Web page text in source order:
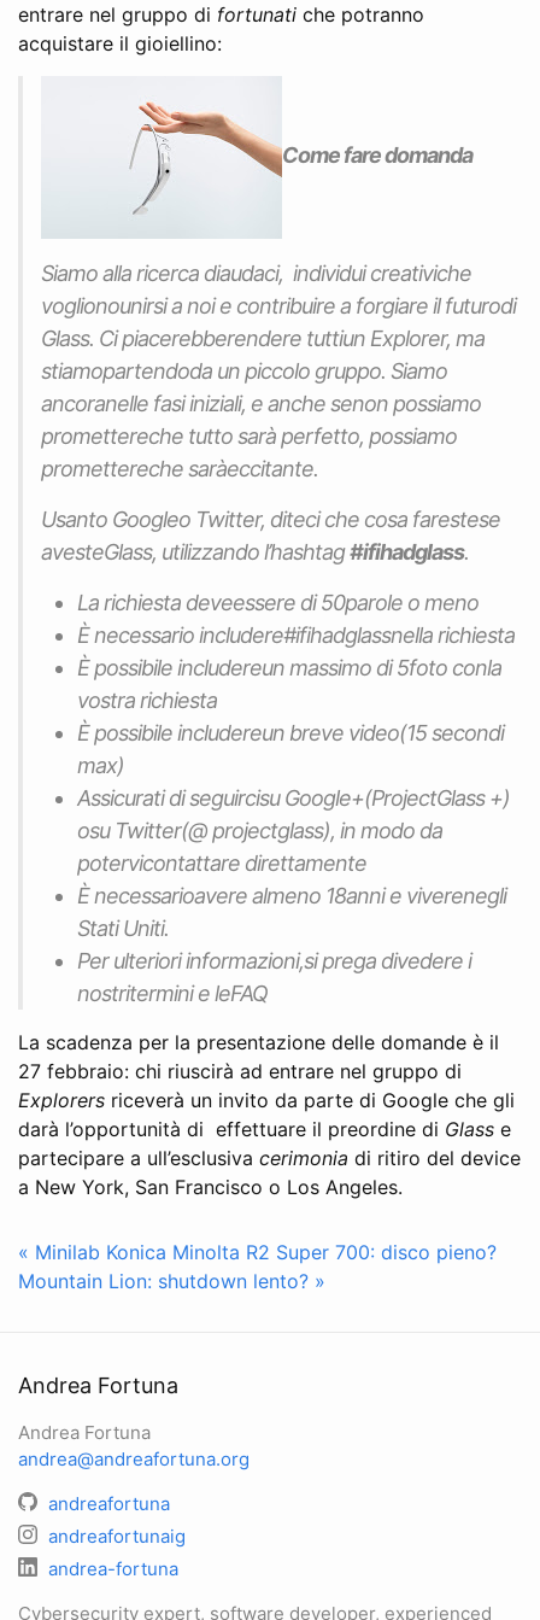
entrare nel gruppo di fortunati che potranno
acquistare il gioiellino:
Come fare domanda
Siamo alla ricerca diaudaci, individui creativiche
voglionounirsi a noi e contribuire a forgiare il futurodi
Glass. Ci piacerebberendere tuttiun Explorer, ma
stiamopartendoda un piccolo gruppo. Siamo
ancoranelle fasi iniziali, e anche senon possiamo
promettereche tutto sarà perfetto, possiamo
promettereche saràeccitante.
Usanto Googleo Twitter, diteci che cosa farestese
avesteGlass, utilizzando l’hashtag#ifihadglass.
La richiesta deveessere di 50parole o meno
È necessario includere#ifihadglassnella richiesta
È possibile includereun massimo di 5foto conla
vostra richiesta
È possibile includereun breve video(15 secondi
max)
Assicurati di seguircisu Google+(ProjectGlass +)
osu Twitter(@ projectglass), in modo da
potervicontattare direttamente
È necessarioavere almeno 18anni e viverenegli
Stati Uniti.
Per ulteriori informazioni,si prega divedere i
nostritermini e leFAQ
La scadenza per la presentazione delle domande è il
27 febbraio: chi riuscirà ad entrare nel gruppo di
Explorers riceverà un invito da parte di Google che gli
darà l’opportunità di effettuare il preordine di Glass e
partecipare a ull’esclusiva cerimonia di ritiro del device
a New York, San Francisco o Los Angeles.
« Minilab Konica Minolta R2 Super 700: disco pieno?
Mountain Lion: shutdown lento? »
Andrea Fortuna
Andrea Fortuna
andrea@andreafortuna.org
andreafortuna
andreafortunaig
andrea-fortuna
Cybersecurity expert, software developer, experienced